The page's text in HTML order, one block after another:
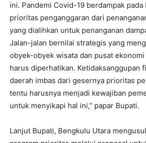
ini. Pandemi Covid-19 berdampak
prioritas penganggaran dari
yang dialihkan untuk penanganan
Jalan-jalan bernilai strategis yang
obyek-obyek wisata dan pusat
harus diperhatikan. Ketidaksanggupan
daerah imbas dari gesernya prioritas
tentu harusnya menjadi kewajiban
untuk menyikapi hal ini,” papar Bupati.
Lanjut Bupati, Bengkulu Utara